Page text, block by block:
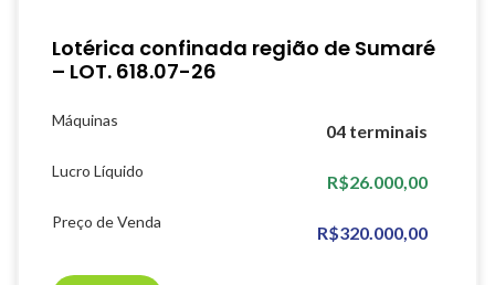
Lotérica confinada região de Sumaré
– LOT. 618.07-26
Máquinas
04 terminais
Lucro Líquido
R$26.000,00
Preço de Venda
R$320.000,00